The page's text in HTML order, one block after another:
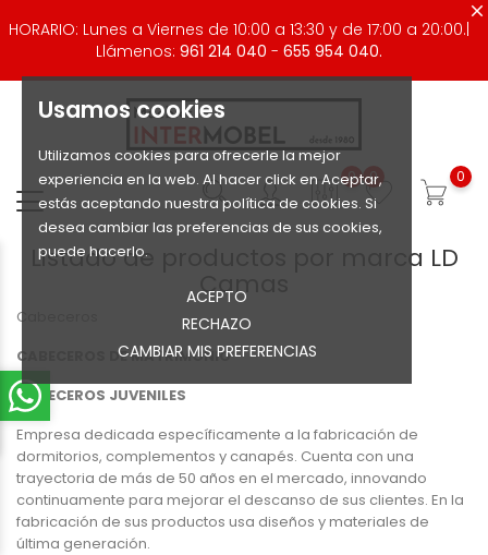
Usamos cookies
Utilizamos cookies para ofrecerle la mejor
experiencia en la web. Al hacer click en Aceptar,
estás aceptando nuestra política de cookies. Si
desea cambiar las preferencias de sus cookies,
puede hacerlo.
ACEPTO
RECHAZO
CAMBIAR MIS PREFERENCIAS
HORARIO: Lunes a Viernes de 10:00 a 13:30 y de 17:00 a 20:00.|
Llámenos: 961 214 040 - 655 954 040.
0 0 0
Listado de productos por marca LD
Camas
Cabeceros
CABECEROS DE MATRIMONIO
CABECEROS JUVENILES
Empresa dedicada específicamente a la fabricación de
dormitorios, complementos y canapés. Cuenta con una
trayectoria de más de 50 años en el mercado, innovando
continuamente para mejorar el descanso de sus clientes. En la
fabricación de sus productos usa diseños y materiales de
última generación.